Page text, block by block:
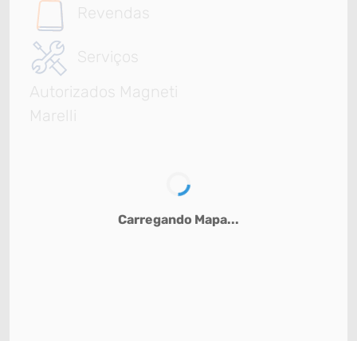
Revendas
Serviços
Autorizados Magneti
Marelli
Carregando Mapa...